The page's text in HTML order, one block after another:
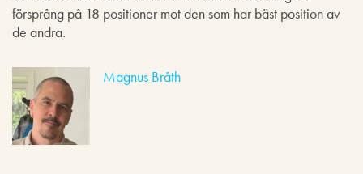
försprång på 18 positioner mot den som har bäst position av
de andra.
Magnus Bråth